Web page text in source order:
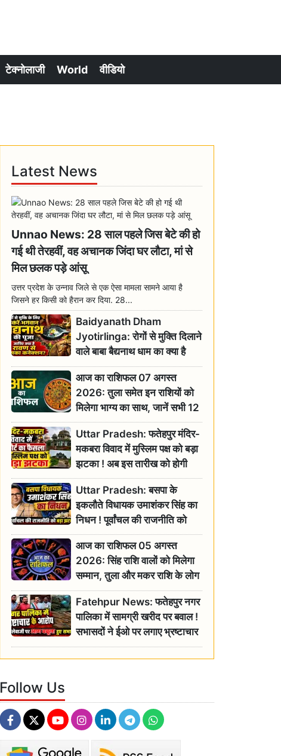
टेक्नोलाजी World वीडियो
Latest News
Unnao News: 28 साल पहले जिस बेटे की हो
गई थी तेरहवीं, वह अचानक जिंदा घर लौटा, मां से
मिल छलक पड़े आंसू
उत्तर प्रदेश के उन्नाव जिले से एक ऐसा मामला सामने आया है
जिसने हर किसी को हैरान कर दिया. 28...
Baidyanath Dham
Jyotirlinga: रोगों से मुक्ति दिलाने
वाले बाबा बैद्यनाथ धाम का क्या है
रावण से संबंध? जानिए ज्योतिर्लिंग की
महिमा
आज का राशिफल 07 अगस्त
2026: तुला समेत इन राशियों को
मिलेगा भाग्य का साथ, जानें सभी 12
राशियों का दैनिक भाग्यफल
Uttar Pradesh: फतेहपुर मंदिर-
मकबरा विवाद में मुस्लिम पक्ष को बड़ा
झटका ! अब इस तारीख को होगी
सुनवाई
Uttar Pradesh: बसपा के
इकलौते विधायक उमाशंकर सिंह का
निधन ! पूर्वांचल की राजनीति को
बड़ा झटका, योगी ने जताया दुःख
आज का राशिफल 05 अगस्त
2026: सिंह राशि वालों को मिलेगा
सम्मान, तुला और मकर राशि के लोग
रहें सतर्क
Fatehpur News: फतेहपुर नगर
पालिका में सामग्री खरीद पर बवाल !
सभासदों ने ईओ पर लगाए भ्रष्टाचार
के गंभीर आरोप
Follow Us